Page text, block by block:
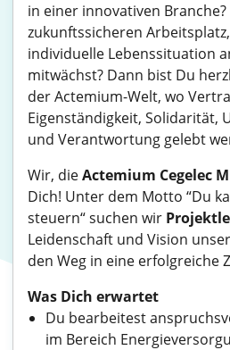
in einer innovativen Branche?
zukunftssicheren
individuelle Lebenssituation
mitwächst? Dann bist Du
der Actemium-Welt, wo
Eigenständigkeit, Solidarität,
und Verantwortung gelebt
Wir, dieActemium Cegelec
Dich! Unter dem Motto “Du
steuern“ suchen wir
Leidenschaft und Vision
den Weg in eine erfolgreiche
Was Dich erwartet
Du bearbeitest
im Bereich